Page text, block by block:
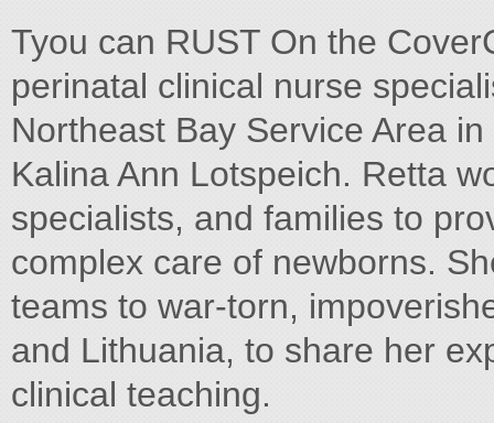
Tyou can RUST On the
perinatal clinical nurse
Northeast Bay Service Area
Kalina Ann Lotspeich. Retta
specialists, and families to
complex care of newborns.
teams to war-torn,
and Lithuania, to share her
clinical teaching.